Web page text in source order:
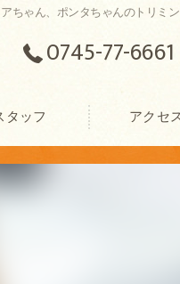
ちゃん、ポンタちゃんのトリミ
0745-77-6661
タッフ アクセ